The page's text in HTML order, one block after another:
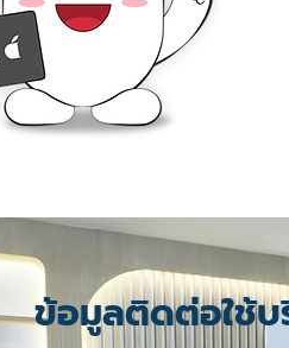
ข้อมูลติดต่อใช้บ